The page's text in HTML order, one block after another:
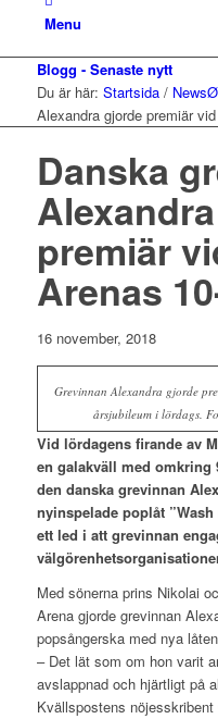
Menu
Blogg - Senaste nytt
Du är här: Startsida /
Alexandra gjorde premiär
Danska
premiär
Arenas
16 november, 2018
Grevinnan Alexandra gjorde
årsjubileum i lördags.
Vid lördagens firande av
en galakväll med omkring
den danska grevinnan
nyinspelade poplåt
ett led i att grevinnan
Med sönerna prins Nikolai
Arena gjorde grevinnan
popsångerska med nya
– Det lät som om hon varit
avslappnad och hjärtligt på
Kvällspostens nöjesskribent